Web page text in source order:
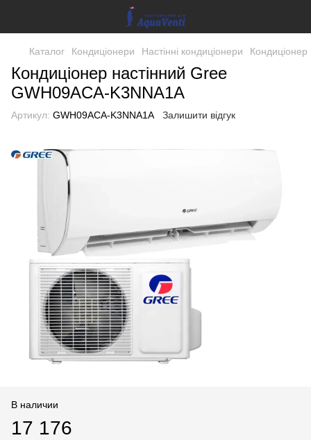
Каталог Кондиціонери Настінні кондиціонери
Кондиціонер настінний Gree
GWH09ACA-K3NNA1A
Артикул: GWH09ACA-K3NNA1A Залишити відгук
В наличии
17 176